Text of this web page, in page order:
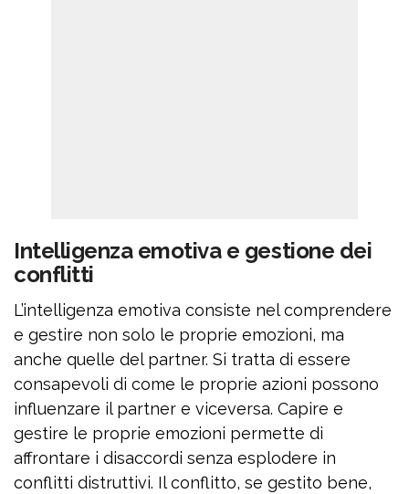
Intelligenza emotiva e gestione dei
conflitti
L’intelligenza emotiva consiste nel comprendere
e gestire non solo le proprie emozioni, ma
anche quelle del partner. Si tratta di essere
consapevoli di come le proprie azioni possono
influenzare il partner e viceversa. Capire e
gestire le proprie emozioni permette di
affrontare i disaccordi senza esplodere in
conflitti distruttivi. Il conflitto, se gestito bene,